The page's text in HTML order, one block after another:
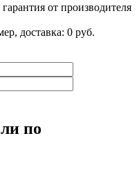
гарантия от производителя
доставка: 0 руб.
по